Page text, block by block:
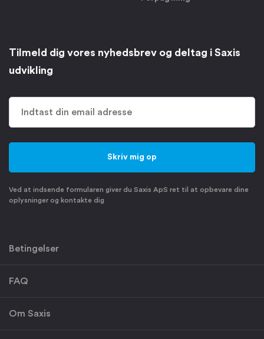
Tilmeld dig vores nyhedsbrev og deltag i Saxis
udvikling
Ved at indsende formularen giver du Saxis ApS ret til at opbevare dine
oplysninger og kontakte dig
Betingelser
FAQ
Om Saxis